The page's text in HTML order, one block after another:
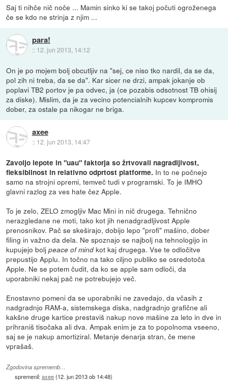
Saj ti nihče nič noče ... Mamin sinko ki se takoj počuti ogroženega
če se kdo ne strinja z njim ...
para!
:: 12. jun 2013, 14:12
On je po mojem bolj obcutljiv na "sej, ce niso tko nardil, da se da,
pol zih ni treba, da se da". Kar sicer ne drzi, ampak jokanje ob
poplavi TB2 portov je pa odvec, ja (ce pozabis odsotnost TB ohisij
za diske). Mislim, da je za vecino potencialnih kupcev kompromis
dober, za ostale pa nikogar ne briga.
axee
:: 12. jun 2013, 14:47
Zavoljo lepote in "uau" faktorja so žrtvovali nagradljivost,
fleksibilnost in relativno odprtost platforme. In to ne počnejo
samo na strojni opremi, temveč tudi v programski. To je IMHO
glavni razlog za ves hate čez Apple.
To je zelo, ZELO zmogljiv Mac Mini in nič drugega. Tehnično
nerazgledane ne moti, tako kot jih nenadgradljivost Apple
prenosnikov. Pač se skeširajo, dobijo lepo "profi" mašino, dober
filing in važno da dela. Ne spoznajo se najbolj na tehnologijo in
kupujejo boljpeace of mind kot kaj drugega. Vse te odločitve
prepustijo Applu. In točno na tako ciljno publiko se osredotoča
Apple. Ne se potem čudit, da ko se apple sam odloči, da
uporabniki nekaj pač ne potrebujejo več.
Enostavno pomeni da se uporabniki ne zavedajo, da včasih z
nadgradnjo RAM-a, sistemskega diska, nadgradnjo grafične ali
kakšne druge kartice prestaviš nakup nove mašine za leto in dve in
prihraniš tisočaka ali dva. Ampak enim je za to popolnoma vseeno,
saj se je nakup amortiziral. Metanje denarja stran, če mene
vprašaš.
Zgodovina sprememb…
spremenil:axee(12. jun 2013 ob 14:48)